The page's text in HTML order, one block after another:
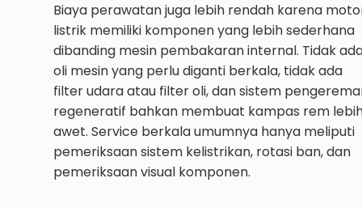
Biaya perawatan juga lebih rendah karena
listrik memiliki komponen yang lebih sederhana
dibanding mesin pembakaran internal. Tidak
oli mesin yang perlu diganti berkala, tidak ada
filter udara atau filter oli, dan sistem
regeneratif bahkan membuat kampas rem
awet. Service berkala umumnya hanya meliputi
pemeriksaan sistem kelistrikan, rotasi ban, dan
pemeriksaan visual komponen.